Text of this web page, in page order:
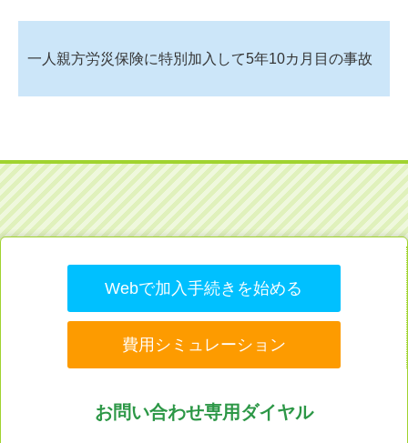
一人親方労災保険に特別加入して5年10カ月目の事故
Webで加入手続きを始める
費用シミュレーション
お問い合わせ専用ダイヤル